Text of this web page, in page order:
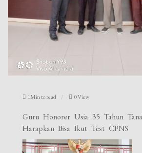
1Min to read 0 View
Guru Honorer Usia 35 Tahun
Harapkan Bisa Ikut Test CPNS